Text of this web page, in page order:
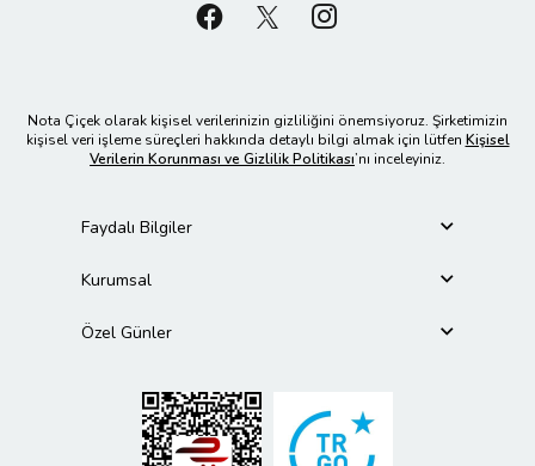
Nota Çiçek olarak kişisel verilerinizin gizliliğini önemsiyoruz. Şirketimizin
kişisel veri işleme süreçleri hakkında detaylı bilgi almak için lütfen Kişisel
Verilerin Korunması ve Gizlilik Politikası’nı inceleyiniz.
Faydalı Bilgiler
Kurumsal
Özel Günler